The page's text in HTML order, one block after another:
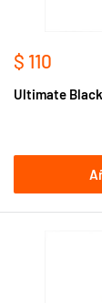
Precio
venta
$ 110
Ultimate Black